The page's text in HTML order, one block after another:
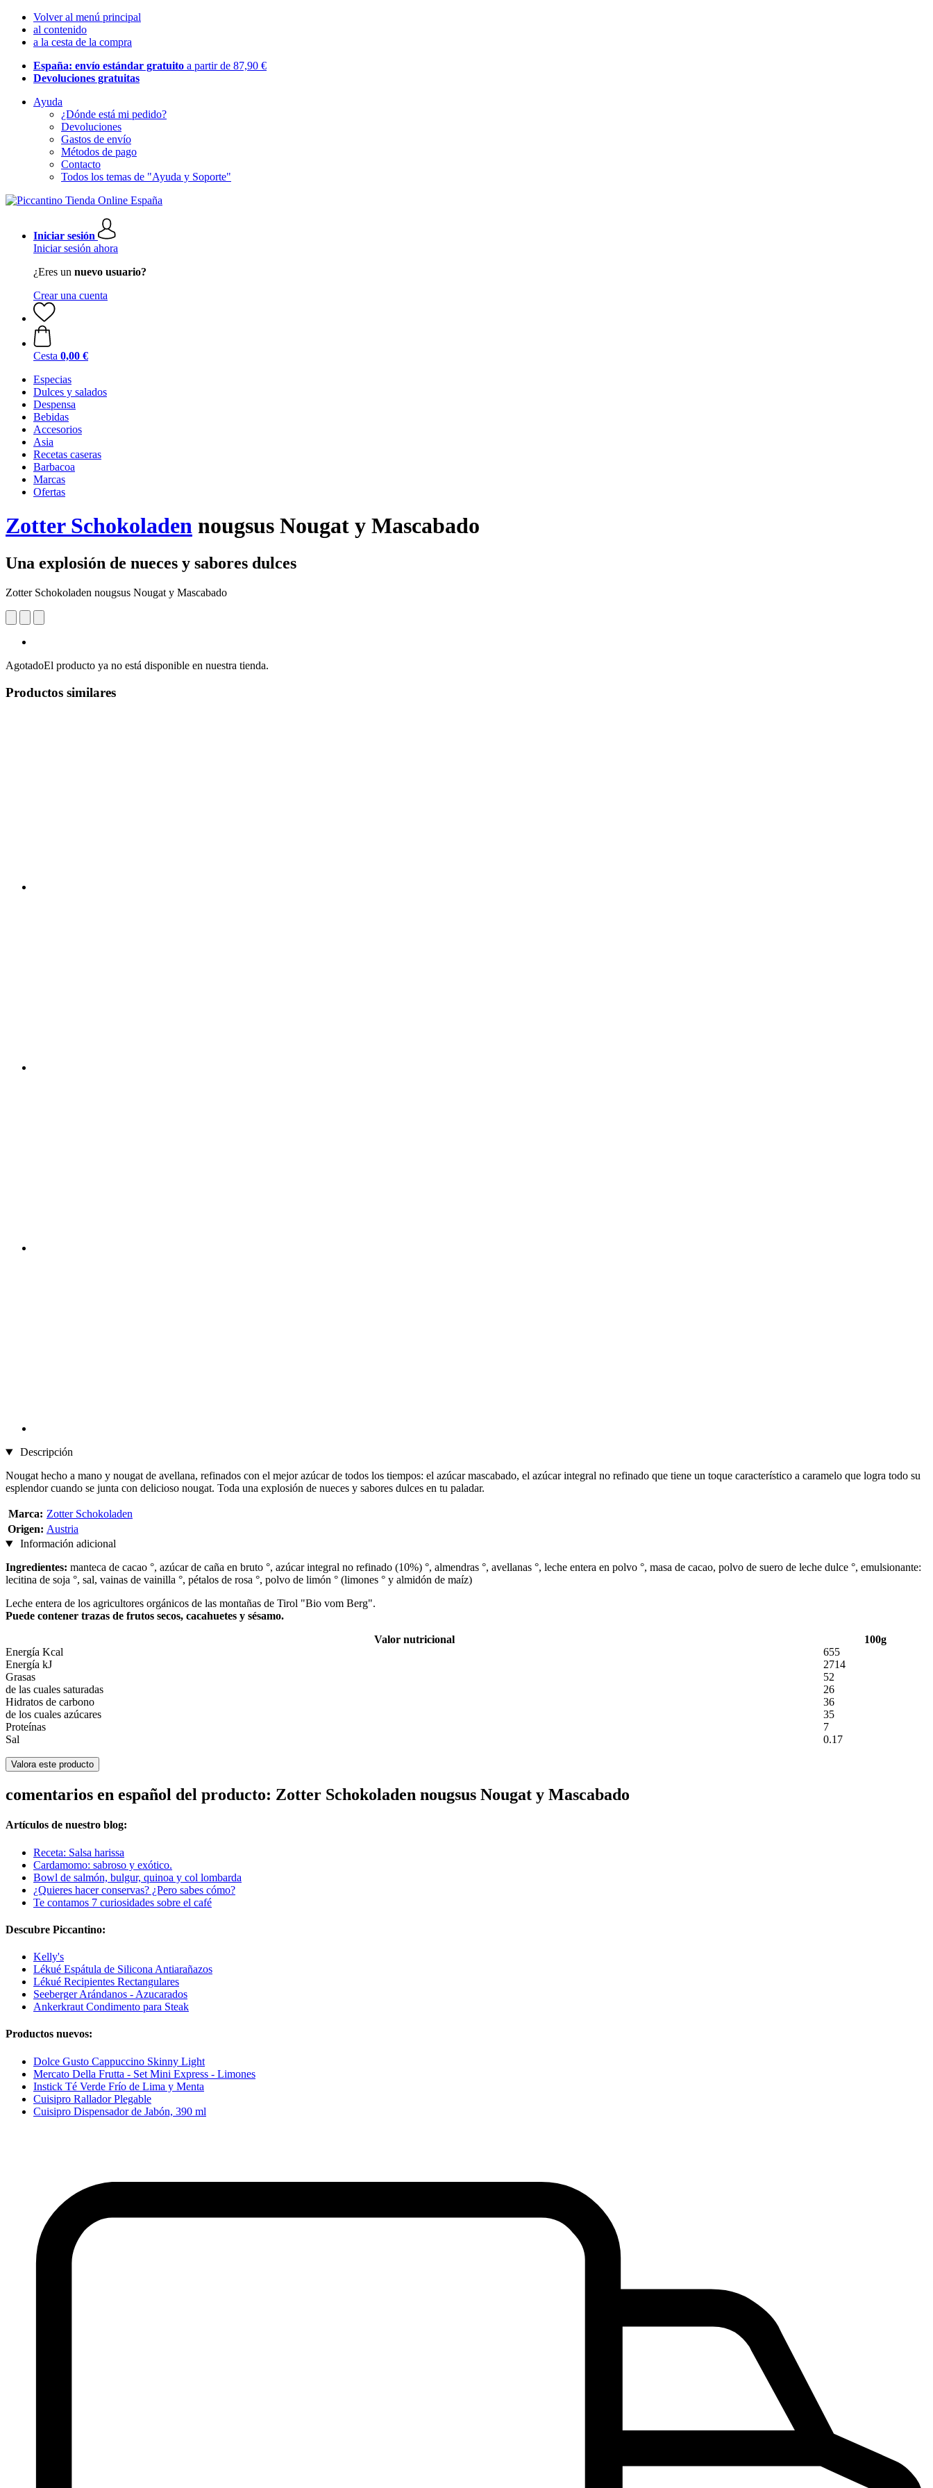
Volver al menú principal
al contenido
a la cesta de la compra
España: envío estándar gratuito a partir de 87,90 €
Devoluciones gratuitas
Ayuda
¿Dónde está mi pedido?
Devoluciones
Gastos de envío
Métodos de pago
Contacto
Todos los temas de "Ayuda y Soporte"
Iniciar sesión
Iniciar sesión ahora
¿Eres un nuevo usuario?
Crear una cuenta
Cesta 0,00 €
Especias
Dulces y salados
Despensa
Bebidas
Accesorios
Asia
Recetas caseras
Barbacoa
Marcas
Ofertas
Zotter Schokoladen nougsus Nougat y Mascabado
Una explosión de nueces y sabores dulces
Zotter Schokoladen nougsus Nougat y Mascabado
AgotadoEl producto ya no está disponible en nuestra tienda.
Productos similares
Descripción
Nougat hecho a mano y nougat de avellana, refinados con el mejor azúcar de todos los tiempos: el azúcar mascabado, el azúcar integral no refinado que tiene un toque característico a caramelo que logra todo su
esplendor cuando se junta con delicioso nougat. Toda una explosión de nueces y sabores dulces en tu paladar.
Marca: Zotter Schokoladen
Origen: Austria
Información adicional
Ingredientes: manteca de cacao °, azúcar de caña en bruto °, azúcar integral no refinado (10%) °, almendras °, avellanas °, leche entera en polvo °, masa de cacao, polvo de suero de leche dulce °, emulsionante:
lecitina de soja °, sal, vainas de vainilla °, pétalos de rosa °, polvo de limón ° (limones ° y almidón de maíz)
Leche entera de los agricultores orgánicos de las montañas de Tirol "Bio vom Berg".
Puede contener trazas de frutos secos, cacahuetes y sésamo.
Valor nutricional
100g
Energía Kcal
655
Energía kJ
2714
Grasas
52
de las cuales saturadas
26
Hidratos de carbono
36
de los cuales azúcares
35
Proteínas
7
Sal
0.17
Valora este producto
comentarios en español del producto: Zotter Schokoladen nougsus Nougat y Mascabado
Artículos de nuestro blog:
Receta: Salsa harissa
Cardamomo: sabroso y exótico.
Bowl de salmón, bulgur, quinoa y col lombarda
¿Quieres hacer conservas? ¿Pero sabes cómo?
Te contamos 7 curiosidades sobre el café
Descubre Piccantino:
Kelly's
Lékué Espátula de Silicona Antiarañazos
Lékué Recipientes Rectangulares
Seeberger Arándanos - Azucarados
Ankerkraut Condimento para Steak
Productos nuevos:
Dolce Gusto Cappuccino Skinny Light
Mercato Della Frutta - Set Mini Express - Limones
Instick Té Verde Frío de Lima y Menta
Cuisipro Rallador Plegable
Cuisipro Dispensador de Jabón, 390 ml